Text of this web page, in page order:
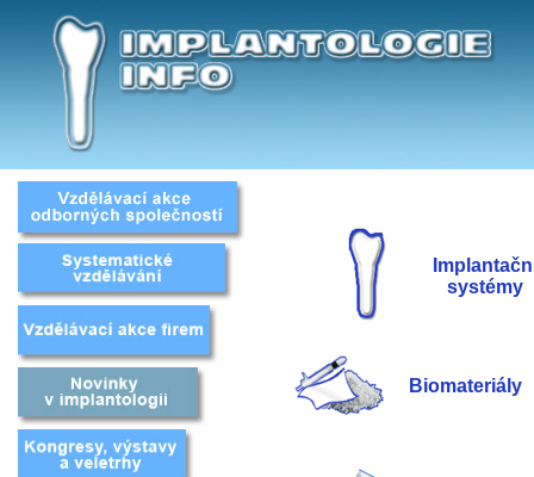
systémy
Biomateriály